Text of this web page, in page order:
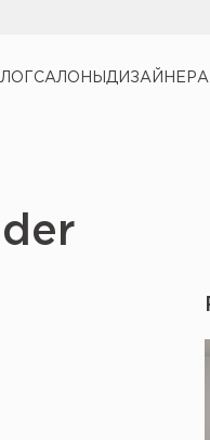
САЛОНЫ